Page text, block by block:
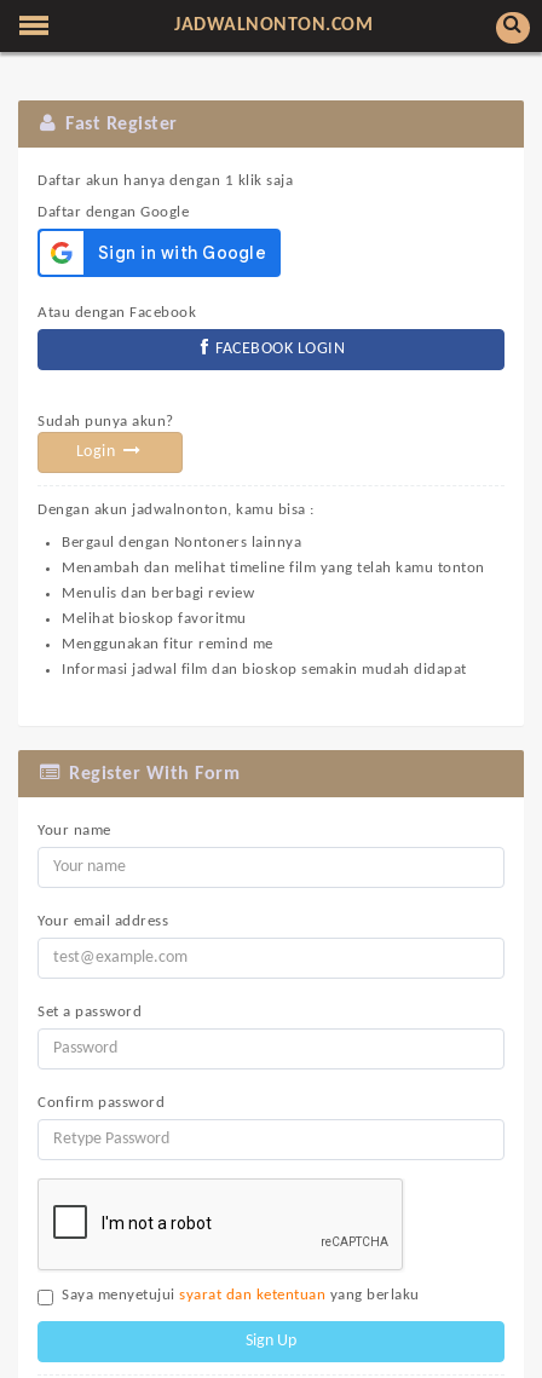
JADWALNONTON.COM
Fast Register
Daftar akun hanya dengan 1 klik saja
Daftar dengan Google
Atau dengan Facebook
FACEBOOK LOGIN
Sudah punya akun?
Login
Dengan akun jadwalnonton, kamu bisa :
Bergaul dengan Nontoners lainnya
Menambah dan melihat timeline film yang telah kamu tonton
Menulis dan berbagi review
Melihat bioskop favoritmu
Menggunakan fitur remind me
Informasi jadwal film dan bioskop semakin mudah didapat
Register With Form
Your name
Your email address
Set a password
Confirm password
Saya menyetujui syarat dan ketentuan yang berlaku
Sign Up